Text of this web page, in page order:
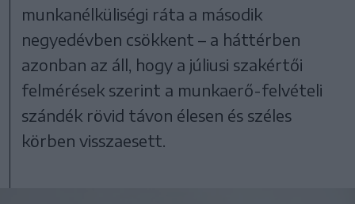
munkanélküliségi ráta a második
negyedévben csökkent – a háttérben
azonban az áll, hogy a júliusi szakértői
felmérések szerint a munkaerő-felvételi
szándék rövid távon élesen és széles
körben visszaesett.